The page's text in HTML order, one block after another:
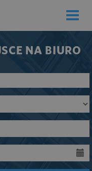
Toggle
NA BIURO